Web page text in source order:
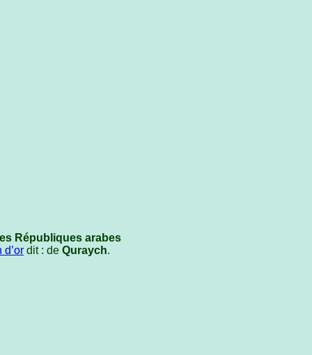
Républiques arabes
d’or dit : deQuraych.